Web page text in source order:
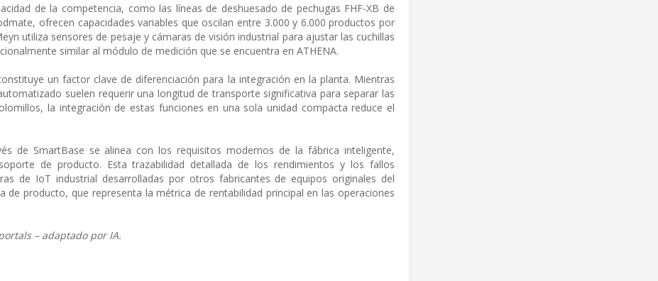
de la competencia, como las líneas de deshuesado de pechugas FHF-XB de
ofrecen capacidades variables que oscilan entre 3.000 y 6.000 productos por
utiliza sensores de pesaje y cámaras de visión industrial para ajustar las cuchillas
similar al módulo de medición que se encuentra en ATHENA.
un factor clave de diferenciación para la integración en la planta. Mientras
suelen requerir una longitud de transporte significativa para separar las
la integración de estas funciones en una sola unidad compacta reduce el
de SmartBase se alinea con los requisitos modernos de la fábrica inteligente,
de producto. Esta trazabilidad detallada de los rendimientos y los fallos
de IoT industrial desarrolladas por otros fabricantes de equipos originales del
de producto, que representa la métrica de rentabilidad principal en las operaciones
– adaptado por IA.